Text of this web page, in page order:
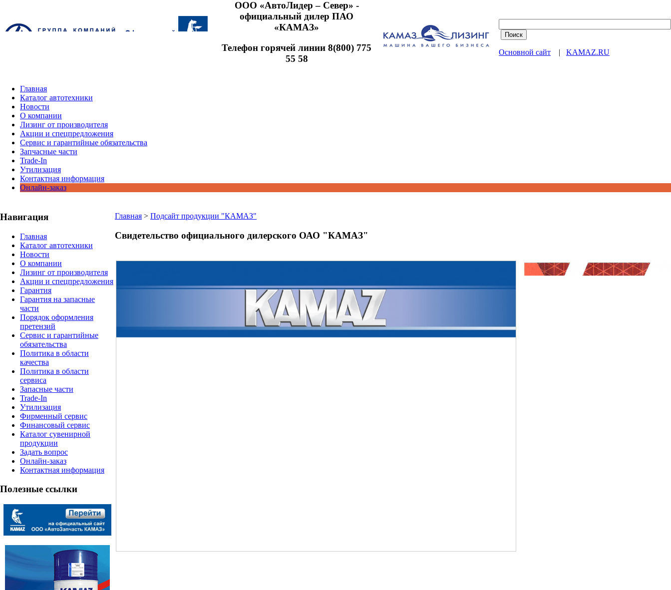
ООО «АвтоЛидер – Север» -
официальный дилер ПАО
«КАМАЗ»
Телефон горячей линии 8(800) 775
55 58
Основной сайт | KAMAZ.RU
Главная
Каталог автотехники
Новости
О компании
Лизинг от производителя
Акции и спецпредложения
Сервис и гарантийные обязательства
Запчасные части
Trade-In
Утилизация
Контактная информация
Онлайн-заказ
Навигация
Главная
Каталог автотехники
Новости
О компании
Лизинг от производителя
Акции и спецпредложения
Гарантия
Гарантия на запасные
части
Порядок оформления
претензий
Сервис и гарантийные
обязательства
Политика в области
качества
Политика в области
сервиса
Запасные части
Trade-In
Утилизация
Фирменный сервис
Финансовый сервис
Каталог сувенирной
продукции
Задать вопрос
Онлайн-заказ
Контактная информация
Полезные ссылки
Главная > Подсайт продукции "КАМАЗ"
Свидетельство официального дилерского ОАО "КАМАЗ"